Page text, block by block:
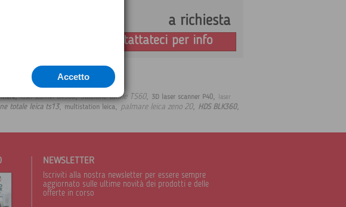
a richiesta
Contattateci per info
,laser scanner blk360,stazione totale TS60, 3D laser scanner P40,
laser
totale leica ts13, multistation leica, palmare leica zeno 20, HDS BLK360,
NEWSLETTER
Iscriviti alla nostra newsletter per essere sempre
aggiornato sulle ultime novità dei prodotti e delle
offerte in corso
Accetto